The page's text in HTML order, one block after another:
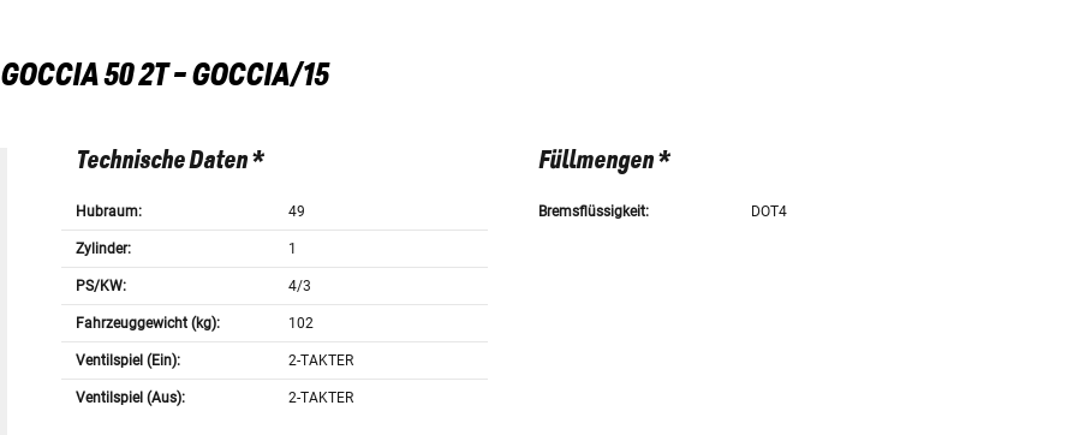
GOCCIA 50 2T - GOCCIA/15
Technische Daten *
Hubraum: 49
Zylinder: 1
PS/KW: 4/3
Fahrzeuggewicht (kg): 102
Ventilspiel (Ein): 2-TAKTER
Ventilspiel (Aus): 2-TAKTER
Füllmengen *
Bremsflüssigkeit: DOT4